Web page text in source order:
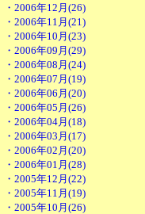
・2006年12月(26)
・2006年11月(21)
・2006年10月(23)
・2006年09月(29)
・2006年08月(24)
・2006年07月(19)
・2006年06月(20)
・2006年05月(26)
・2006年04月(18)
・2006年03月(17)
・2006年02月(20)
・2006年01月(28)
・2005年12月(22)
・2005年11月(19)
・2005年10月(26)